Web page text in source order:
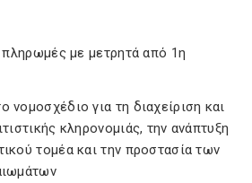
πληρωμές με μετρητά από 1η
νομοσχέδιο για τη διαχείριση και
κληρονομιάς, την ανάπτυξη
τομέα και την προστασία των